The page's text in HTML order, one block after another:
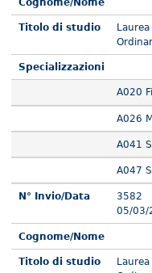
Titolo di studio
Specializzazioni
A020
A026
A041
A047
N° Invio/Data
3582
05/03/
Cognome/Nome
Titolo di studio